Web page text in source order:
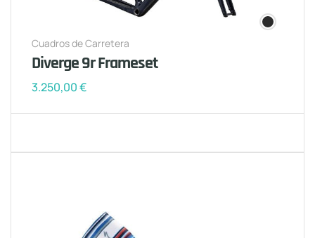
Cuadros de Carretera
Diverge 9r Frameset
3.250,00€